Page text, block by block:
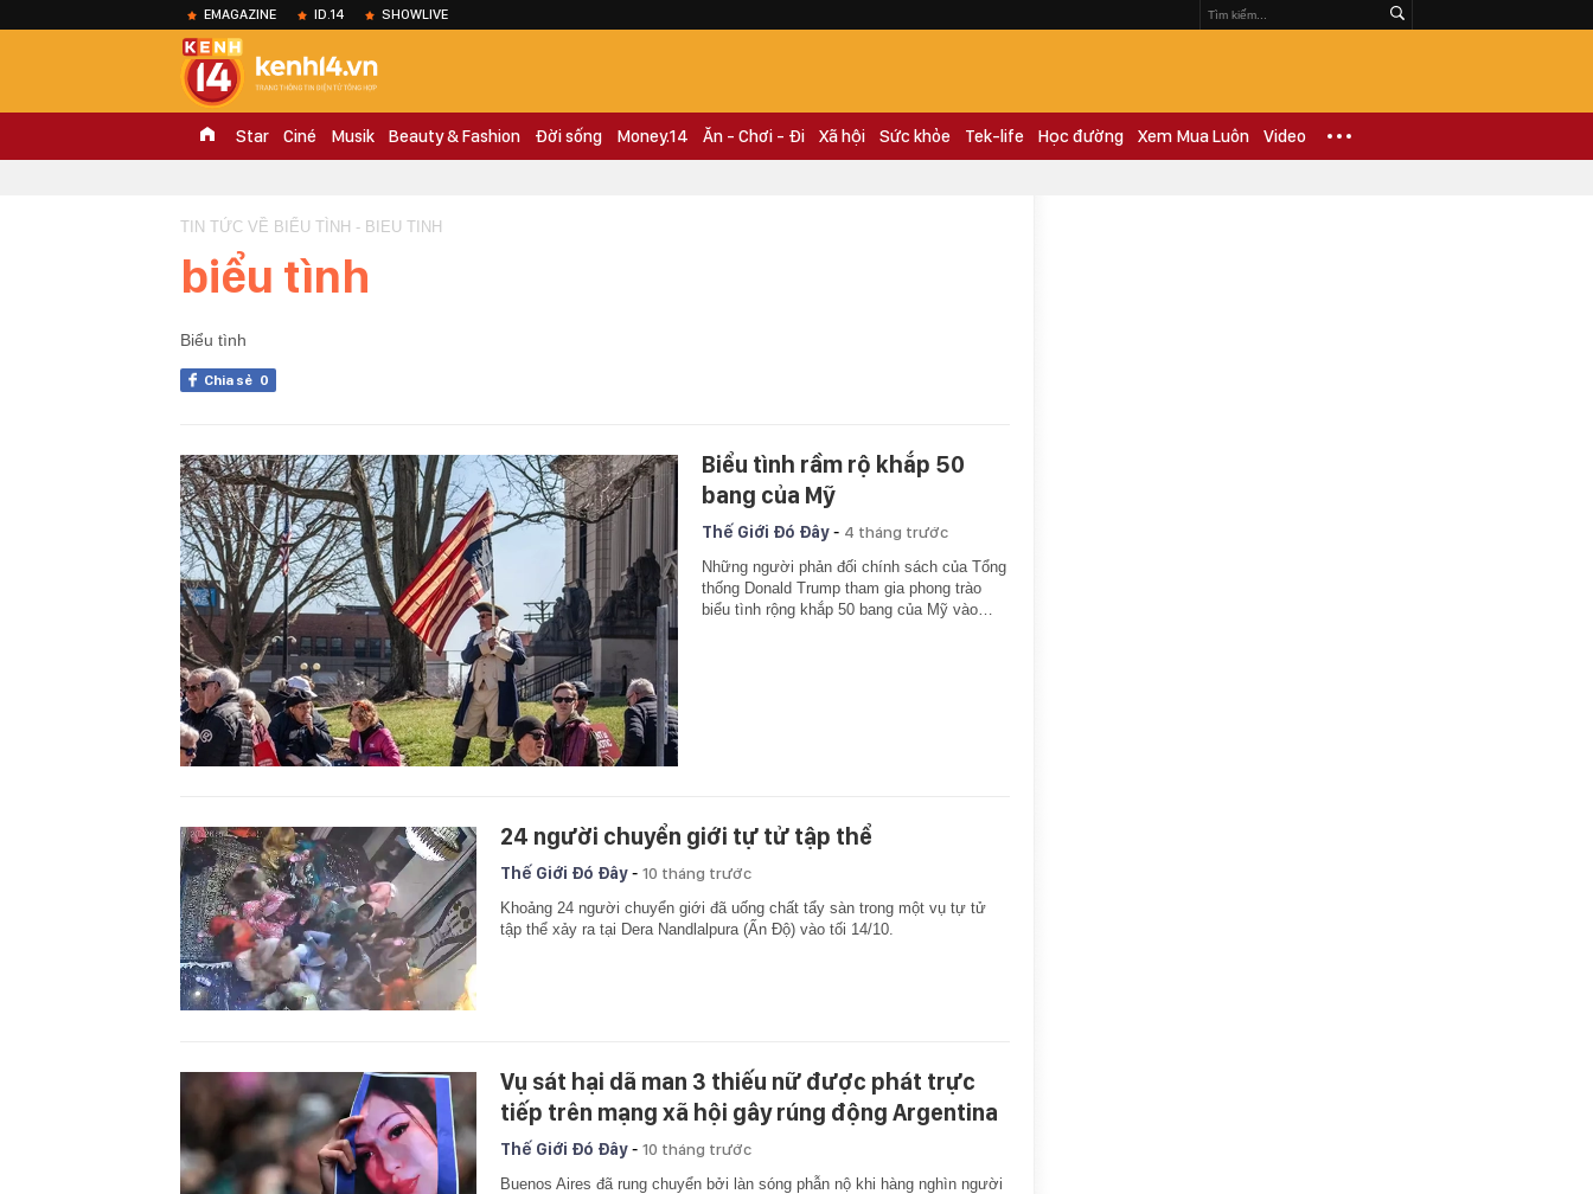
EMAGAZINE ID.14 SHOWLIVE
Star Ciné Musik Beauty & Fashion Đời sống Money.14 Ăn - Chơi - Đi Xã hội Sức khỏe Tek-life Học đường Xem Mua Luôn Video
TIN TỨC VỀ BIỂU TÌNH - BIEU TINH
biểu tình
Biểu tình
Chia sẻ 0
Biểu tình rầm rộ khắp 50
bang của Mỹ
Thế Giới Đó Đây- 4 tháng trước
Những người phản đối chính sách của Tổng
thống Donald Trump tham gia phong trào
biểu tình rộng khắp 50 bang của Mỹ vào…
24 người chuyển giới tự tử tập thể
Thế Giới Đó Đây- 10 tháng trước
Khoảng 24 người chuyển giới đã uống chất tẩy sàn trong một vụ tự tử
tập thể xảy ra tại Dera Nandlalpura (Ấn Độ) vào tối 14/10.
Vụ sát hại dã man 3 thiếu nữ được phát trực
tiếp trên mạng xã hội gây rúng động Argentina
Thế Giới Đó Đây- 10 tháng trước
Buenos Aires đã rung chuyển bởi làn sóng phẫn nộ khi hàng nghìn người